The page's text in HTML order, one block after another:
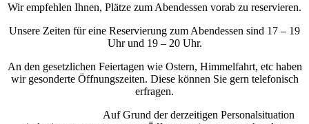
Wir empfehlen Ihnen, Plätze zum Abendessen vorab zu reservieren.
Unsere Zeiten für eine Reservierung zum Abendessen sind 17 – 19
Uhr und 19 – 20 Uhr.
An den gesetzlichen Feiertagen wie Ostern, Himmelfahrt, etc haben
wir gesonderte Öffnungszeiten. Diese können Sie gern telefonisch
erfragen.
Auf Grund der derzeitigen Personalsituation